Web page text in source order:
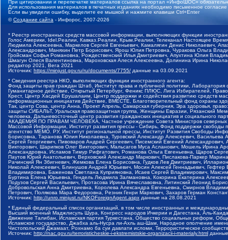
При цитировании и перепечатке материалов ссылка на портал «ИнфоШОС»
Для использования материалов в печатных изданиях необходимо письменное
Если вы увидели ошибку, выделите ее мышкой и нажмите клавиши Ctrl+Enter
©Создание сайта - Инфорос, 2007-2026
* Реестр иностранных средств массовой информации, выполняющих функции
Голос Америки, Idel.Реалии, Кавказ.Реалии, Крым.Реалии, Телеканал Настоящее
Людмила Алексеевна, Маркелов Сергей Евгеньевич, Камалягин Денис Николаевич,
Александрович, Маняхин Петр Борисович, Ярош Юлия Петровна, Чуракова Ольга
Гройсман Софья Романовна, Рождественский Илья Дмитриевич, Апухтина Юлия
Шмагун Олеся Валентиновна, Мароховская Алеся Алексеевна, Долинина Ирина
редактор 2021, Вега 2021
Источник: https://minjust.gov.ru/ru/documents/7755/ данные на 03.09.2021
* Сведения реестра НКО, выполняющих функции иностранного агента:
Фонд защиты прав граждан Штаб, Институт права и публичной политики,
Гуманитарное действие, Открытый Петербург, Феникс ПЛЮС, Лига Избирателей,
Крест, Центр Хасдей Ерушалаим, Центр поддержки и содействия развитию средств
информационных инициатив Действие, ВМЕСТЕ, Благотворительный фонд охраны
Так, центр Сова, центр Анна, Проект Апрель, Самарская губерния, Эра здоровья,
защиты СИБАЛЬТ, Уральская правозащитная группа, Женщины Евразии, Рязанский
человека, Дальневосточный центр развития гражданских инициатив и социального
АКАДЕМИЯ ПО ПРАВАМ ЧЕЛОВЕКА, Частное учреждение Совета Министров северных
Массовой Информации, Институт развития прессы - Сибирь, Фонд поддержки
агентство МЕМО. РУ, Институт региональной прессы, Институт Развития Свободы
Борисовна, Таранова Юлия Николаевна, Туровский Александр Алексеевич,
Сергей Георгиевич, Пивоваров Андрей Сергеевич, Писемский Евгений
Викторович, Шарипков Олег Викторович, Мальсагов Муса Асланович, Мошель Ирина
Александровна, Исламов Тимур Рифгатович, Романова Ольга Евгеньевна, Щаров
Паутов Юрий Анатольевич, Верховский Александр Маркович, Пислакова-Паркер
Рачинский Ян Збигневич, Жемкова Елена Борисовна, Гудков Лев Дмитриевич,
Николай Алексеевич, Блинушов Андрей Юрьевич, Мосин Алексей Геннадьевич,
Владимировна, Баженова Светлана Куприяновна, Исаев Сергей Владимирович,
Буртина Елена Юрьевна, Гендель Людмила Залмановна, Кокорина Екатерина
Подузов Сергей Васильевич, Протасова Ирина Вячеславовна, Литинский Леонид
Добровольская Анна Дмитриевна, Королева Александра Евгеньевна, Смирнов
Петрович, Полякова Мара Федоровна, Резник Генри Маркович, Захаров Герман
Источник: http://unro.minjust.ru/NKOForeignAgent.aspx данные на 28.08.2021
* Единый федеральный список организаций, в том числе иностранных и
Высший военный Маджлисуль Шура, Конгресс народов Ичкерии и Дагестана, Аль-
Движение Талибан, Исламская партия Туркестана, Общество социальных реформ,
Исламское государство, Джабха аль-Нусра ли-Ахль аш-Шам, Народное ополчение
Чистопольский Джамаат, Рохнамо ба суи давлати исломи, Террористическое
Источник: http://nac.gov.ru/terroristicheskie-i-ekstremistskie-organizacii-i-materialy.html